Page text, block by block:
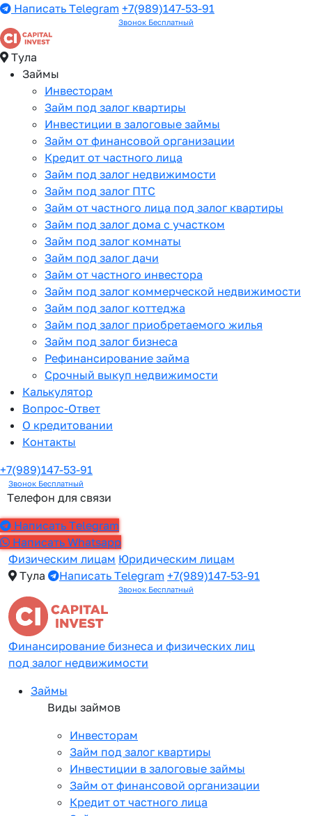
Написать Telegram +7(989)147-53-91
Звонок Бесплатный
Тула
Займы
Инвесторам
Займ под залог квартиры
Инвестиции в залоговые займы
Займ от финансовой организации
Кредит от частного лица
Займ под залог недвижимости
Займ под залог ПТС
Займ от частного лица под залог квартиры
Займ под залог дома с участком
Займ под залог комнаты
Займ под залог дачи
Займ от частного инвестора
Займ под залог коммерческой недвижимости
Займ под залог коттеджа
Займ под залог приобретаемого жилья
Займ под залог бизнеса
Рефинансирование займа
Срочный выкуп недвижимости
Калькулятор
Вопрос-Ответ
О кредитовании
Контакты
+7(989)147-53-91
Звонок Бесплатный
Телефон для связи
Написать Telegram
Написать Whatsapp
Физическим лицам Юридическим лицам
Тула
Написать Telegram +7(989)147-53-91
Звонок Бесплатный
Финансирование бизнеса и физических лиц
под залог недвижимости
Займы
Виды займов
Инвесторам
Займ под залог квартиры
Инвестиции в залоговые займы
Займ от финансовой организации
Кредит от частного лица